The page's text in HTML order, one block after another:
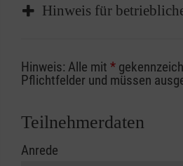
Hinweis für
Sofern Sie ein
Ihrer
Abrechnungsunterlagen
erfolgt eine Abrechnung
Hinweis: Alle mit *
Pflichtfelder und müssen
Teilnehmerdaten
Anrede